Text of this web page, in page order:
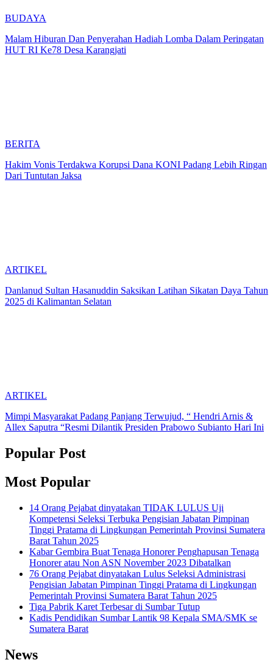
BUDAYA
Malam Hiburan Dan Penyerahan Hadiah Lomba Dalam Peringatan
HUT RI Ke78 Desa Karangjati
BERITA
Hakim Vonis Terdakwa Korupsi Dana KONI Padang Lebih Ringan
Dari Tuntutan Jaksa
ARTIKEL
Danlanud Sultan Hasanuddin Saksikan Latihan Sikatan Daya Tahun
2025 di Kalimantan Selatan
ARTIKEL
Mimpi Masyarakat Padang Panjang Terwujud, “ Hendri Arnis &
Allex Saputra “Resmi Dilantik Presiden Prabowo Subianto Hari Ini
Popular Post
Most Popular
14 Orang Pejabat dinyatakan TIDAK LULUS Uji
Kompetensi Seleksi Terbuka Pengisian Jabatan Pimpinan
Tinggi Pratama di Lingkungan Pemerintah Provinsi Sumatera
Barat Tahun 2025
Kabar Gembira Buat Tenaga Honorer Penghapusan Tenaga
Honorer atau Non ASN November 2023 Dibatalkan
76 Orang Pejabat dinyatakan Lulus Seleksi Administrasi
Pengisian Jabatan Pimpinan Tinggi Pratama di Lingkungan
Pemerintah Provinsi Sumatera Barat Tahun 2025
Tiga Pabrik Karet Terbesar di Sumbar Tutup
Kadis Pendidikan Sumbar Lantik 98 Kepala SMA/SMK se
Sumatera Barat
News